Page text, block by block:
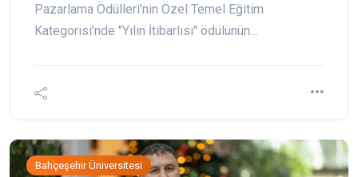
Pazarlama Ödülleri’nin Özel Temel Eğitim
Kategorisi’nde "Yılın İtibarlısı" ödülünün…
Bahçeşehir Üniversitesi